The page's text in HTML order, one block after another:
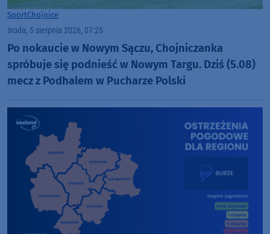
SportChojnice
środa, 5 sierpnia 2026, 07:25
Po nokaucie w Nowym Sączu, Chojniczanka
spróbuje się podnieść w Nowym Targu. Dziś (5.08)
mecz z Podhalem w Pucharze Polski